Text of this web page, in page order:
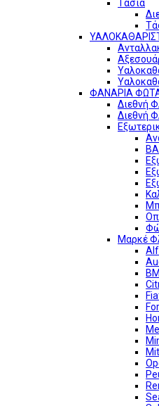
Τάσια
ΦΑΝΑΡΙΑ
Διεθνή
Διεθνή
Μαρκέ